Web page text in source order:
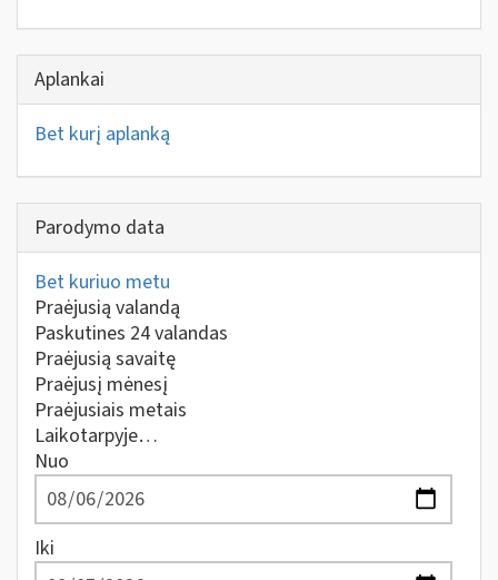
Aplankai
Bet kurį aplanką
Parodymo data
Bet kuriuo metu
Praėjusią valandą
Paskutines 24 valandas
Praėjusią savaitę
Praėjusį mėnesį
Praėjusiais metais
Laikotarpyje…
Nuo
Iki